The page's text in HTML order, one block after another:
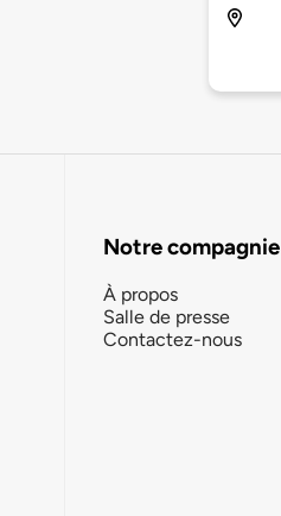
Notre compagnie
À propos
Salle de presse
Contactez-nous